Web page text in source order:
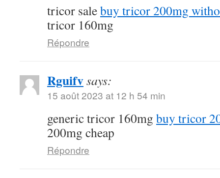
tricor salebuy tricor 200mg
tricor 160mg
Répondre
Rguifvsays:
15 août 2023 at 12 h 54 min
generic tricor 160mg buy tricor
200mg cheap
Répondre